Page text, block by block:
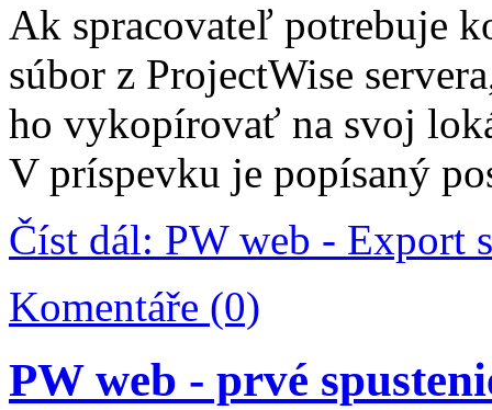
Ak spracovateľ potrebuje
súbor z ProjectWise
ho vykopírovať na svoj
V príspevku je popísaný
Číst dál: PW web - Export
Komentáře (0)
PW web - prvé